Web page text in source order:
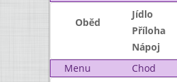
Oběd
Jídlo
Příloha
Nápoj
Menu
Chod